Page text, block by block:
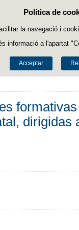
Política de
la navegació i
informació a l'apartat
Acceptar
dirigidas